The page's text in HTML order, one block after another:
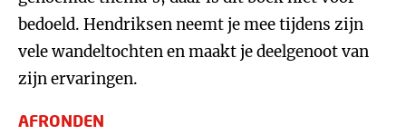
bedoeld. Hendriksen neemt je mee tijdens zijn
vele wandeltochten en maakt je deelgenoot van
zijn ervaringen.
AFRONDEN